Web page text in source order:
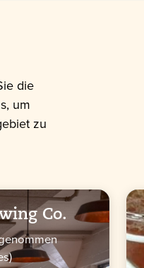
die
um
zu
Co.